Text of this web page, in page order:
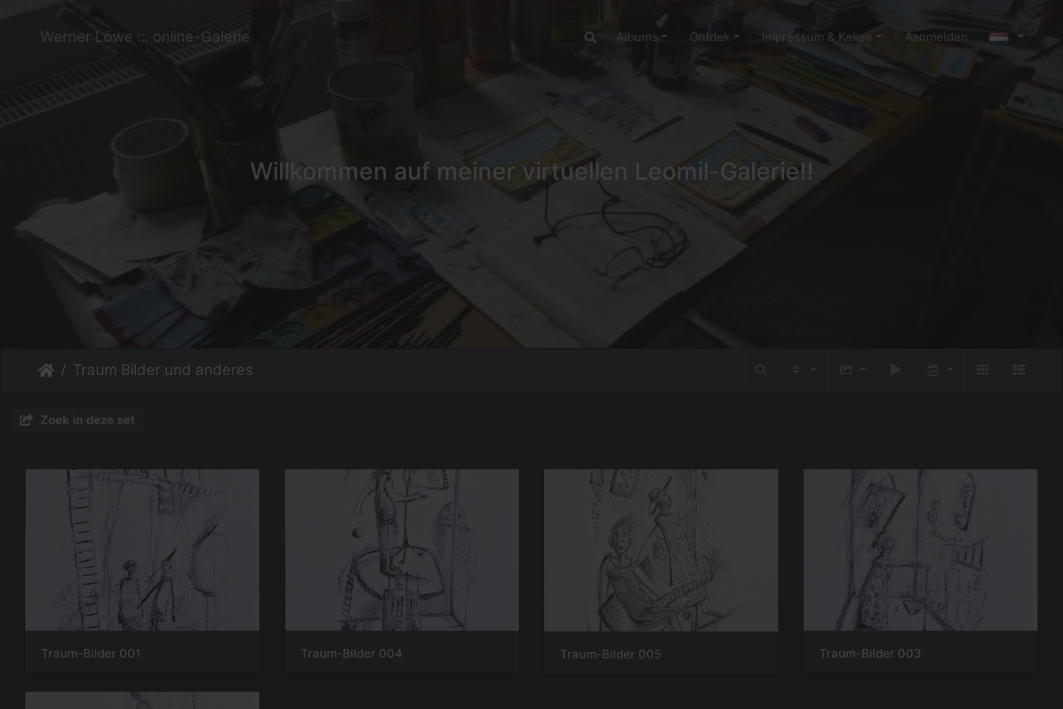
Werner Löwe ::: online-Galerie Albums Ontdek Impressum & Kekse Aanmelden
Willkommen auf meiner virtuellen Leomil-Galerie!!
Traum Bilder und anderes
Zoek in deze set
Traum-Bilder 001 Traum-Bilder 004 Traum-Bilder 005 Traum-Bilder 003